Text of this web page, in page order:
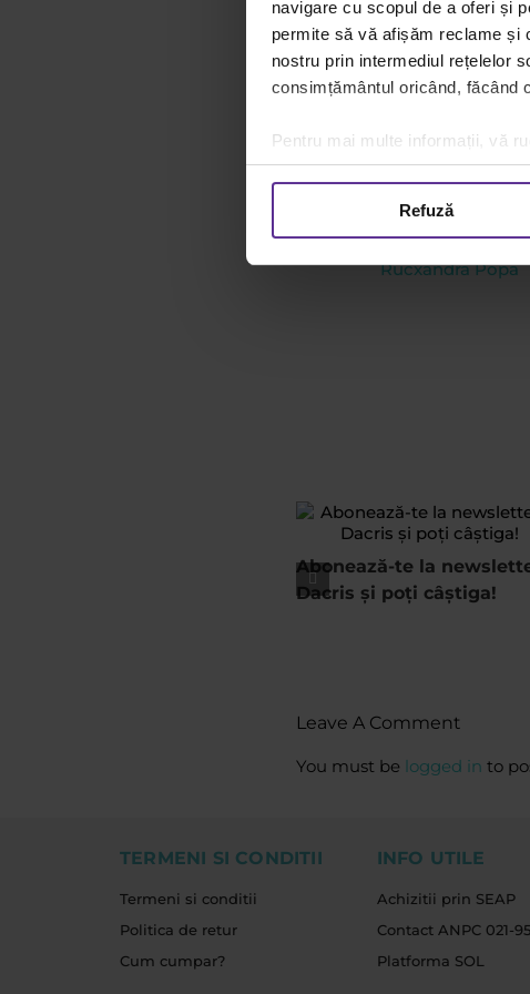
navigare cu scopul de a oferi și
permite să vă afișăm reclame și
nostru prin intermediul rețelelor
consimțământul oricând, făcând
Pentru mai multe informații, vă
Refuză
marketing de la Pilot, dar
frecare face ca cerneala
cerneala reapare.
Dacris Impex SRL importa
produselor tiparite.
Rucxandra Popa
Abonează-te la
Dacris și poți câștiga!
Leave A Comment
You must be logged in to
TERMENI SI CONDITII
Termeni si conditii
Politica de retur
Cum cumpar?
INFO UTILE
Achizitii prin SEAP
Contact ANPC 021-
Platforma SOL